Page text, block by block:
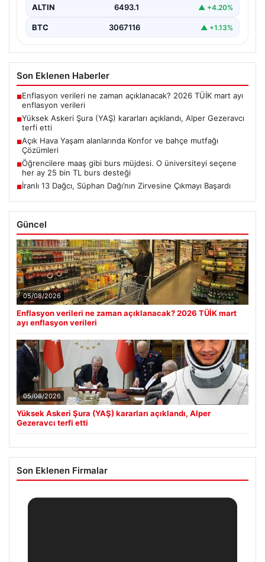
ALTIN 6493.1 ▲ +4.20%
BTC 3067116 ▲ +1.13%
Son Eklenen Haberler
■Enflasyon verileri ne zaman açıklanacak? 2026 TÜİK mart ayı
enflasyon verileri
■Yüksek Askeri Şura (YAŞ) kararları açıklandı, Alper Gezeravcı
terfi etti
■Açık Hava Yaşam alanlarında Konfor ve bahçe mutfağı
Çözümleri
■Öğrencilere maaş gibi burs müjdesi. O üniversiteyi seçene
her ay 25 bin TL burs desteği
■İranlı 13 Dağcı, Süphan Dağı’nın Zirvesine Çıkmayı Başardı
Güncel
05/08/2026
Enflasyon verileri ne zaman açıklanacak? 2026 TÜİK mart
ayı enflasyon verileri
05/08/2026
Yüksek Askeri Şura (YAŞ) kararları açıklandı, Alper
Gezeravcı terfi etti
Son Eklenen Firmalar